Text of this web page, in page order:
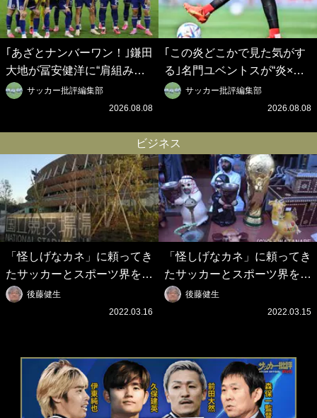
｢あざとナンバーワン！｣鎌田
大地が冨安健洋に“肩組み頭
乗せ”!?｢パレス兄弟｣爆誕の
歓迎ムービーに大反響｢最後
サッカー批評編集部
2026.08.08
｢この炎どこかで見た気がす
る｣名門ユベントスが“炎×ブ
ラック”のインパクト大の新
3rdユニフォーム発表！｢W杯
違いを感じさせる｣
サッカー批評編集部
2026.08.08
ビジネス
「怪しげなカネ」に頼ってき
たサッカーとスポーツ界を待
つ未来(4)スポーツを「持続
可能」にする「真の投資」の
後藤健生
2022.03.16
「怪しげなカネ」に頼ってき
たサッカーとスポーツ界を待
つ未来(3)「ロシアン・マネ
ー」に続く中東の「オイルマ
後藤健生
2022.03.15